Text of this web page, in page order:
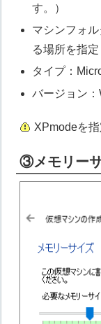
す。）
マシンフォ
る場所を指定
タイプ：
バージョン
XPmodeを指
③メモリー